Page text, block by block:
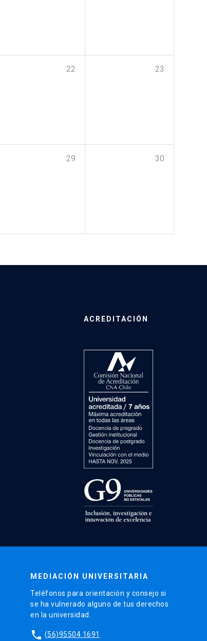
22 23
29 30
ACREDITACIÓN
MEDIACIÓN UNIVERSITARIA
Teléfonos para orientación y consejo si
se ha vulnerado alguno de tus derechos
en la universidad.
phone (56)95504 1691